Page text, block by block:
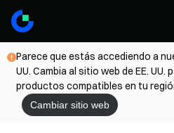
Parece que estás accediendo a
UU. Cambia al sitio web de EE. UU.
productos compatibles en tu
Cambiar sitio web